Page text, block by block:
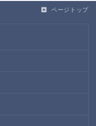
ページトップ